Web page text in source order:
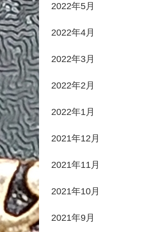
2022年5月
2022年4月
2022年3月
2022年2月
2022年1月
2021年12月
2021年11月
2021年10月
2021年9月